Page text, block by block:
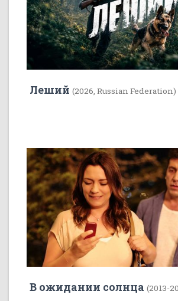
Леший (2026, Russian Federation)
В ожидании солнца (2013-